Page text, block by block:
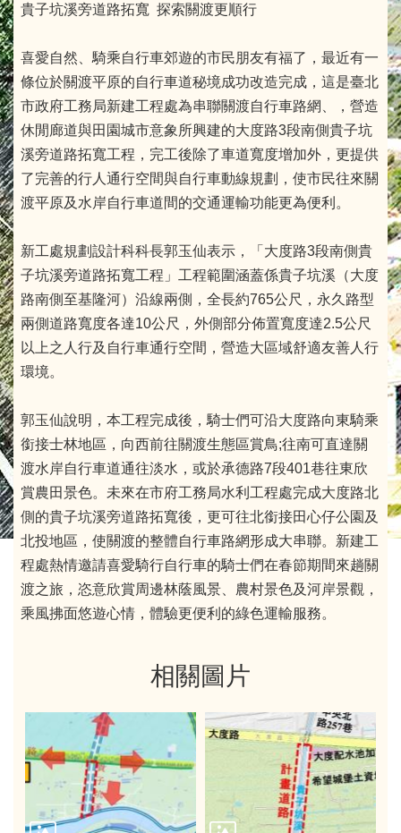
貴子坑溪旁道路拓寬 探索關渡更順行
喜愛自然、騎乘自行車郊遊的市民朋友有福了，最近有一
條位於關渡平原的自行車道秘境成功改造完成，這是臺北
市政府工務局新建工程處為串聯關渡自行車路網、，營造
休閒廊道與田園城市意象所興建的大度路3段南側貴子坑
溪旁道路拓寬工程，完工後除了車道寬度增加外，更提供
了完善的行人通行空間與自行車動線規劃，使市民往來關
渡平原及水岸自行車道間的交通運輸功能更為便利。
新工處規劃設計科科長郭玉仙表示，「大度路3段南側貴
子坑溪旁道路拓寬工程」工程範圍涵蓋係貴子坑溪（大度
路南側至基隆河）沿線兩側，全長約765公尺，永久路型
兩側道路寬度各達10公尺，外側部分佈置寬度達2.5公尺
以上之人行及自行車通行空間，營造大區域舒適友善人行
環境。
郭玉仙說明，本工程完成後，騎士們可沿大度路向東騎乘
銜接士林地區，向西前往關渡生態區賞鳥;往南可直達關
渡水岸自行車道通往淡水，或於承德路7段401巷往東欣
賞農田景色。未來在市府工務局水利工程處完成大度路北
側的貴子坑溪旁道路拓寬後，更可往北銜接田心仔公園及
北投地區，使關渡的整體自行車路網形成大串聯。新建工
程處熱情邀請喜愛騎行自行車的騎士們在春節期間來趟關
渡之旅，恣意欣賞周邊林蔭風景、農村景色及河岸景觀，
乘風拂面悠遊心情，體驗更便利的綠色運輸服務。
相關圖片